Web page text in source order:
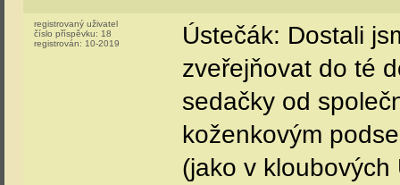
registrovaný uživatel
číslo příspěvku: 18
registrován: 10-2019
Ústečák: Dostali
zveřejňovat do té
sedačky od
koženkovým
(jako v